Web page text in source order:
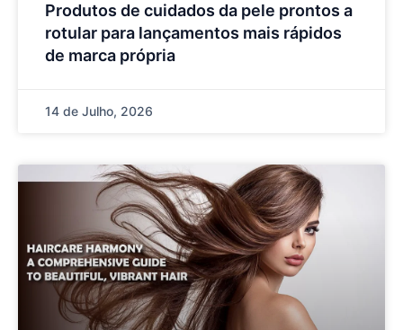
Produtos de cuidados da pele prontos a
rotular para lançamentos mais rápidos
de marca própria
14 de Julho, 2026